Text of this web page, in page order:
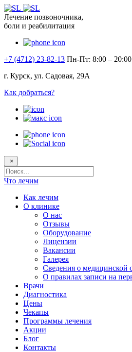
Лечение позвоночника,
боли и реабилитация
+7 (4712) 23-82-13 Пн-Пт: 8:00 – 20:00
г. Курск, ул. Садовая, 29А
Как добраться?
×
Поисковый
запрос
Что лечим
Как лечим
О клинике
О нас
Отзывы
Оборудование
Лицензии
Вакансии
Галерея
Сведения о медицинской
О правилах записи на
Врачи
Диагностика
Цены
Чекапы
Программы лечения
Акции
Блог
Контакты